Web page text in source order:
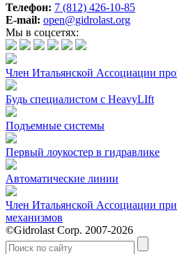
Телефон: 7 (812) 426-10-85
E-mail: open@gidrolast.org
Мы в соцсетях:
Член Итальянской Ассоциации
Будь специалистом с HeavyLIft
Подъемные системы
Первый лоукостер в гидравлике
Автоматические линии
Член Итальянской Ассоциации
механизмов
©Gidrolast Corp. 2007-2026